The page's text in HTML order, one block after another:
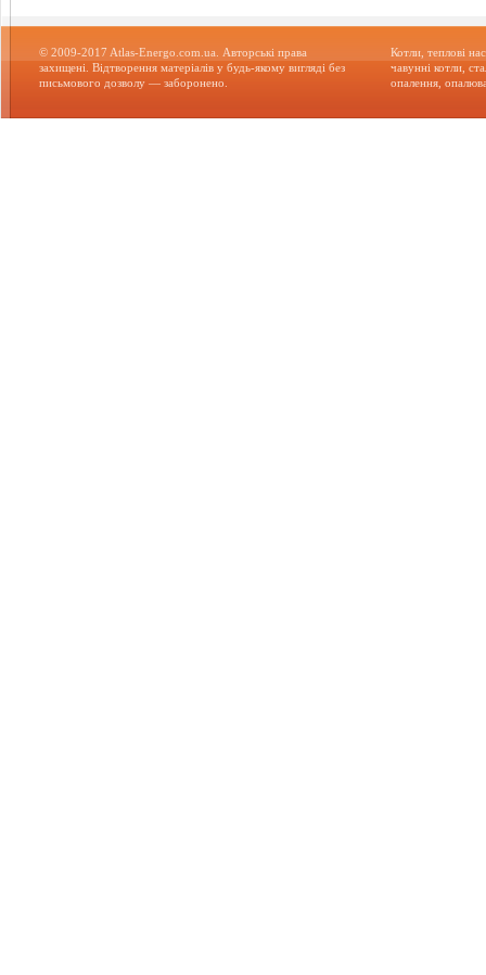
© 2009-2017 Atlas-Energo.com.ua. Авторські права
захищені. Відтворення матеріалів у будь-якому вигляді без
письмового дозволу — заборонено.
Котли, теплові
чавунні котли,
опалення,